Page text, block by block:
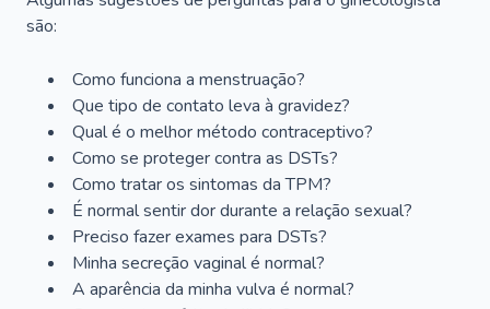
são:
Como funciona a menstruação?
Que tipo de contato leva à gravidez?
Qual é o melhor método contraceptivo?
Como se proteger contra as DSTs?
Como tratar os sintomas da TPM?
É normal sentir dor durante a relação sexual?
Preciso fazer exames para DSTs?
Minha secreção vaginal é normal?
A aparência da minha vulva é normal?